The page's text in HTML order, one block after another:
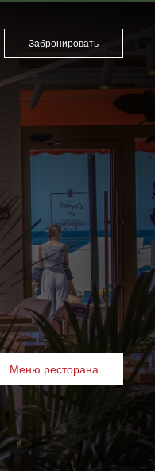
Забронировать
Меню ресторана